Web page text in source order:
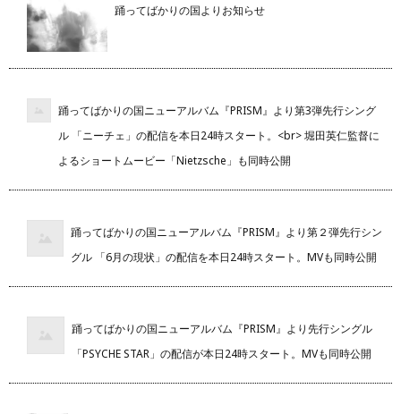
踊ってばかりの国よりお知らせ
踊ってばかりの国ニューアルバム『PRISM』より第3弾先行シング
ル 「ニーチェ」の配信を本日24時スタート。<br> 堀田英仁監督に
よるショートムービー「Nietzsche」も同時公開
踊ってばかりの国ニューアルバム『PRISM』より第２弾先行シン
グル 「6月の現状」の配信を本日24時スタート。MVも同時公開
踊ってばかりの国ニューアルバム『PRISM』より先行シングル
「PSYCHE STAR」の配信が本日24時スタート。MVも同時公開